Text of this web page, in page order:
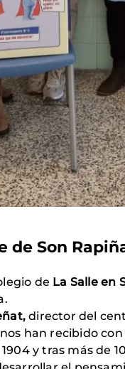
de Son
de La Salle en
director del
han recibido
y tras más de